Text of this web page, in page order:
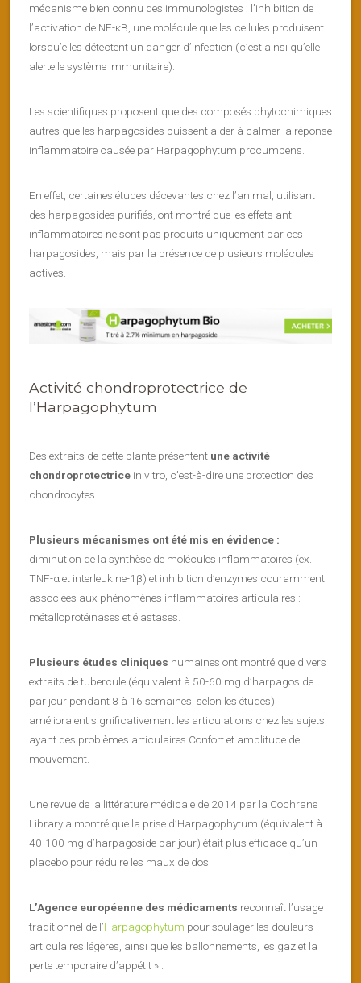
mécanisme bien connu des immunologistes : l’inhibition de
l’activation de NF-κB, une molécule que les cellules produisent
lorsqu’elles détectent un danger d’infection (c’est ainsi qu’elle
alerte le système immunitaire).
Les scientifiques proposent que des composés phytochimiques
autres que les harpagosides puissent aider à calmer la réponse
inflammatoire causée par Harpagophytum procumbens.
En effet, certaines études décevantes chez l’animal, utilisant
des harpagosides purifiés, ont montré que les effets anti-
inflammatoires ne sont pas produits uniquement par ces
harpagosides, mais par la présence de plusieurs molécules
actives.
Activité chondroprotectrice de
l’Harpagophytum
Des extraits de cette plante présentent une activité
chondroprotectrice in vitro, c’est-à-dire une protection des
chondrocytes.
Plusieurs mécanismes ont été mis en évidence :
diminution de la synthèse de molécules inflammatoires (ex.
TNF-α et interleukine-1β) et inhibition d’enzymes couramment
associées aux phénomènes inflammatoires articulaires :
métalloprotéinases et élastases.
Plusieurs études cliniques humaines ont montré que divers
extraits de tubercule (équivalent à 50-60 mg d’harpagoside
par jour pendant 8 à 16 semaines, selon les études)
amélioraient significativement les articulations chez les sujets
ayant des problèmes articulaires Confort et amplitude de
mouvement.
Une revue de la littérature médicale de 2014 par la Cochrane
Library a montré que la prise d’Harpagophytum (équivalent à
40-100 mg d’harpagoside par jour) était plus efficace qu’un
placebo pour réduire les maux de dos.
L’Agence européenne des médicaments reconnaît l’usage
traditionnel de l’Harpagophytum pour soulager les douleurs
articulaires légères, ainsi que les ballonnements, les gaz et la
perte temporaire d’appétit » .